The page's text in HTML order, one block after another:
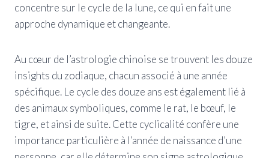
concentre sur le cycle de la lune, ce qui en fait une
approche dynamique et changeante.
Au cœur de l’astrologie chinoise se trouvent les douze
insights du zodiaque, chacun associé à une année
spécifique. Le cycle des douze ans est également lié à
des animaux symboliques, comme le rat, le bœuf, le
tigre, et ainsi de suite. Cette cyclicalité confère une
importance particulière à l’année de naissance d’une